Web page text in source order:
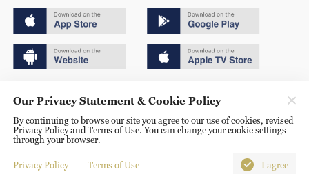
京ICP备20000184号
京公网安备 11010502050052号
Disinformation report hotline: 010-85061466
Our Privacy Statement & Cookie Policy
By continuing to browse our site you agree to our use of cookies, revised
Privacy Policy and Terms of Use. You can change your cookie settings
through your browser.
Privacy Policy Terms of Use I agree